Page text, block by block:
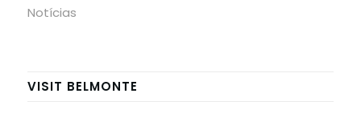
Notícias
VISIT BELMONTE